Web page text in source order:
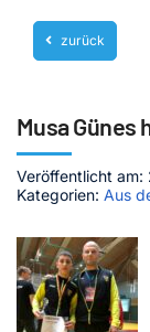
Blog
Unternehmen
Mediathek
Jetzt
Kontakt
zurück
Musa Günes
Veröffentlicht
Kategorien: Aus